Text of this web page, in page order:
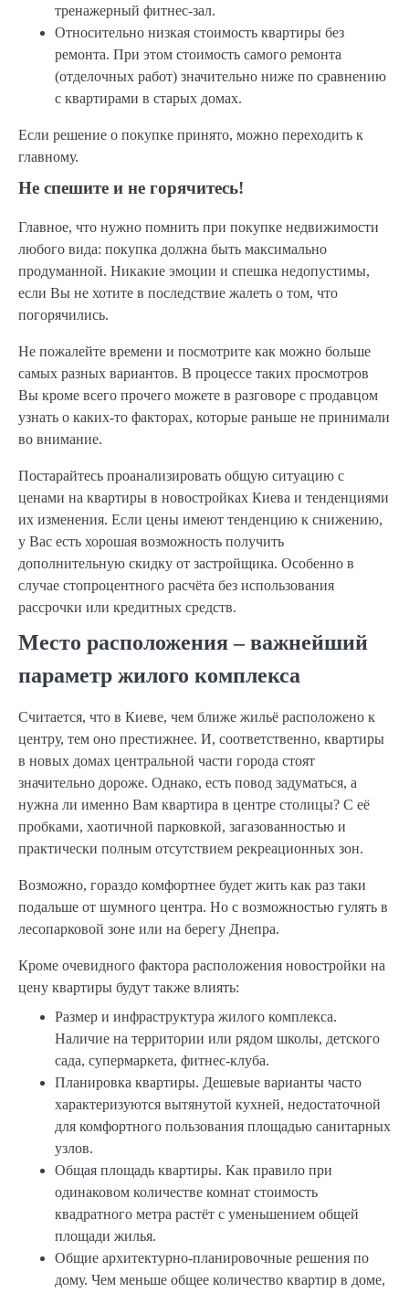
тренажерный фитнес-зал.
Относительно низкая стоимость квартиры без
ремонта. При этом стоимость самого ремонта
(отделочных работ) значительно ниже по сравнению
с квартирами в старых домах.
Если решение о покупке принято, можно переходить к
главному.
Не спешите и не горячитесь!
Главное, что нужно помнить при покупке недвижимости
любого вида: покупка должна быть максимально
продуманной. Никакие эмоции и спешка недопустимы,
если Вы не хотите в последствие жалеть о том, что
погорячились.
Не пожалейте времени и посмотрите как можно больше
самых разных вариантов. В процессе таких просмотров
Вы кроме всего прочего можете в разговоре с продавцом
узнать о каких-то факторах, которые раньше не принимали
во внимание.
Постарайтесь проанализировать общую ситуацию с
ценами на квартиры в новостройках Киева и тенденциями
их изменения. Если цены имеют тенденцию к снижению,
у Вас есть хорошая возможность получить
дополнительную скидку от застройщика. Особенно в
случае стопроцентного расчёта без использования
рассрочки или кредитных средств.
Место расположения – важнейший
параметр жилого комплекса
Считается, что в Киеве, чем ближе жильё расположено к
центру, тем оно престижнее. И, соответственно, квартиры
в новых домах центральной части города стоят
значительно дороже. Однако, есть повод задуматься, а
нужна ли именно Вам квартира в центре столицы? С её
пробками, хаотичной парковкой, загазованностью и
практически полным отсутствием рекреационных зон.
Возможно, гораздо комфортнее будет жить как раз таки
подальше от шумного центра. Но с возможностью гулять в
лесопарковой зоне или на берегу Днепра.
Кроме очевидного фактора расположения новостройки на
цену квартиры будут также влиять:
Размер и инфраструктура жилого комплекса.
Наличие на территории или рядом школы, детского
сада, супермаркета, фитнес-клуба.
Планировка квартиры. Дешевые варианты часто
характеризуются вытянутой кухней, недостаточной
для комфортного пользования площадью санитарных
узлов.
Общая площадь квартиры. Как правило при
одинаковом количестве комнат стоимость
квадратного метра растёт с уменьшением общей
площади жилья.
Общие архитектурно-планировочные решения по
дому. Чем меньше общее количество квартир в доме,